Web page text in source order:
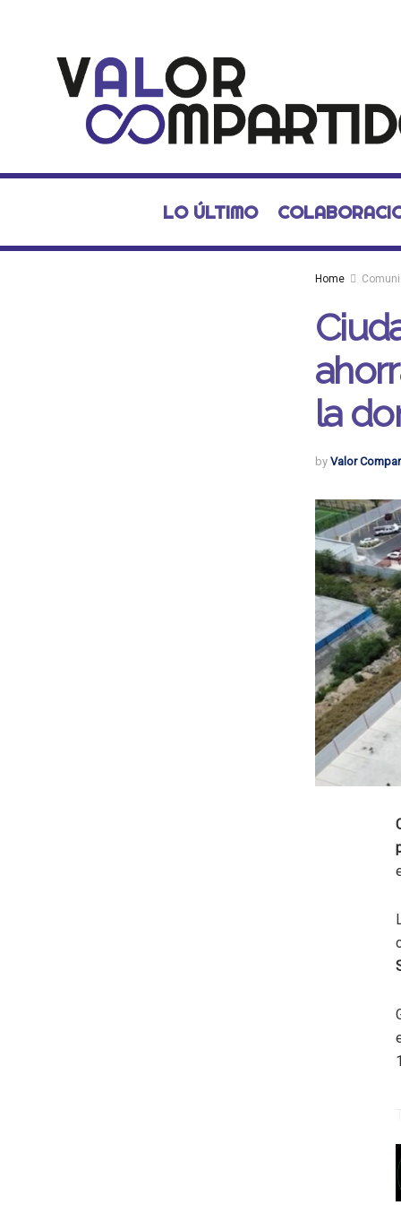
LO ÚLTIMO
Home
la
by Valor